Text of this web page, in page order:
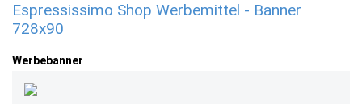
Espressissimo Shop Werbemittel - Banner
728x90
Werbebanner